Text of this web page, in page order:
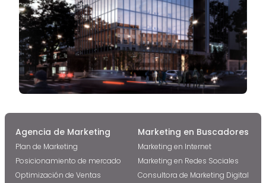
Agencia de Marketing
Plan de Marketing
Posicionamiento de mercado
Optimización de Ventas
Marketing en Buscadores
Marketing en Internet
Marketing en Redes Sociales
Consultora de Marketing Digital